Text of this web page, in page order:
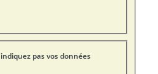
pas vos données